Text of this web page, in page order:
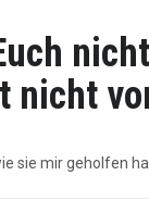
nicht
sie mir geholfen